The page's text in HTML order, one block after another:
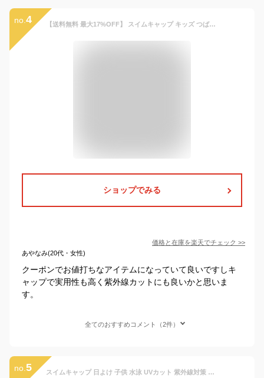
no. 4 【送料無料 最大17%OFF】 スイムキャップ キッズ つば付き 日除け 日よけ 男の子 女の子 子供用 水泳帽 ( S-M ) UVカット UV加工 UPF50+ ベビー 紫外線対策 スイミング スクール ボーイズ ガールズ 小学校 幼稚園 保育園 プール 海 海水浴 川遊び 帽子 柄 無地 レスキュー
ショップでみる
価格と在庫を楽天でチェック >>
あやなみ(20代・女性)
クーポンでお値打ちなアイテムになっていて良いですしキ
ャップで実用性も高く紫外線カットにも良いかと思いま
す。
全てのおすすめコメント（2件）
no. 5 スイムキャップ 日よけ 子供 水泳 UVカット 紫外線対策 総柄 キッズ 子供 かわいい 熱中症対策 水泳帽 小学生 男の子 女の子 プール 海水浴 プールキャップ 水遊び 水着用品 夏 水泳帽子 男女兼用 サメ フィッシュ スイミングキャップ